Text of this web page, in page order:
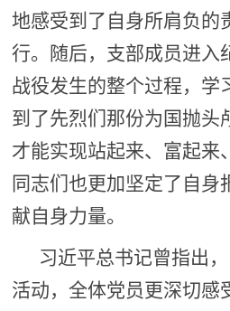
地感受到了自身所肩负的
行。随后，支部成员进入
战役发生的整个过程，学
到了先烈们那份为国抛头
才能实现站起来、富起来
同志们也更加坚定了自
献自身力量。
习近平总书记曾指出
活动，全体党员更深切感